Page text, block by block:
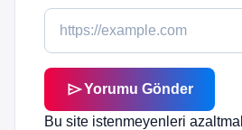
sendYorumu Gönder
Bu site istenmeyenleri